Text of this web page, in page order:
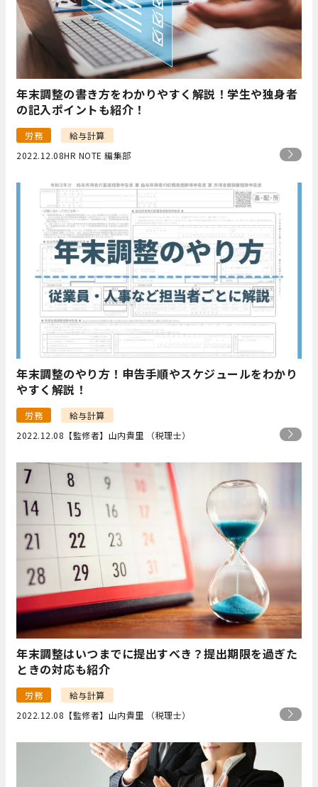
年末調整の書き方をわかりやすく解説！学生や独身者
の記入ポイントも紹介！
労務
給与計算
2022.12.08HR NOTE 編集部
年末調整のやり方！申告手順やスケジュールをわかり
やすく解説！
労務
給与計算
2022.12.08 【監修者】山内貴里 （税理士）
年末調整はいつまでに提出すべき？提出期限を過ぎた
ときの対応も紹介
労務
給与計算
2022.12.08 【監修者】山内貴里 （税理士）